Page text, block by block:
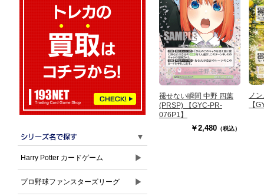
▼
Harry Potter カードゲーム ▶
プロ野球ファンスターズリーグ ▶
褪せない瞬間 中野 四葉
(PRSP) 【GYC-PR-
076P1】
￥2,480 （税込）
ノ
【